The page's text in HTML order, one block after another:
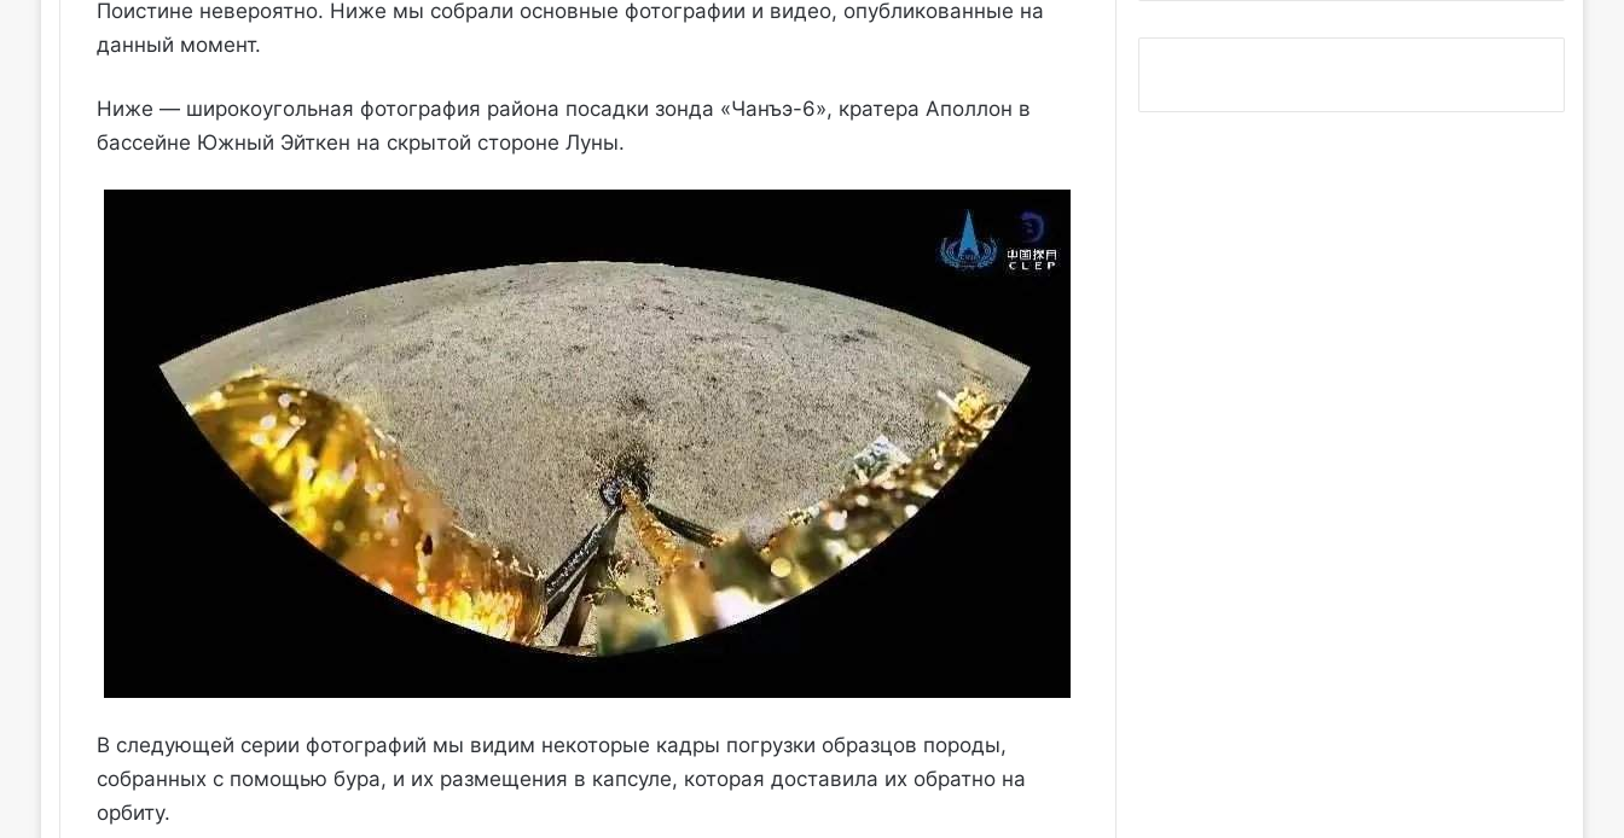
Поистине невероятно. Ниже мы собрали основные фотографии и видео, опубликованные на
данный момент.
Ниже — широкоугольная фотография района посадки зонда «Чанъэ-6», кратера Аполлон в
бассейне Южный Эйткен на скрытой стороне Луны.
В следующей серии фотографий мы видим некоторые кадры погрузки образцов породы,
собранных с помощью бура, и их размещения в капсуле, которая доставила их обратно на
орбиту.